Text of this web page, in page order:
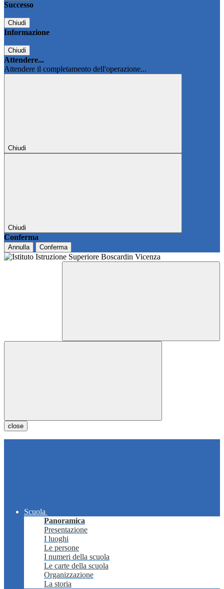
Successo
Chiudi
Informazione
Chiudi
Attendere...
Attendere il completamento dell'operazione...
Chiudi
Chiudi
Conferma
Annulla Conferma
close
Scuola
Panoramica
Presentazione
I luoghi
Le persone
I numeri della scuola
Le carte della scuola
Organizzazione
La storia